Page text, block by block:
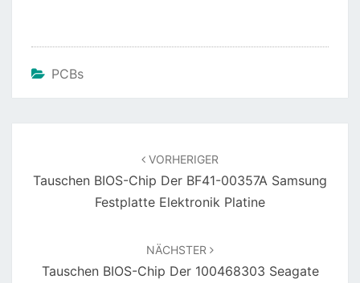
PCBs
VORHERIGER
Tauschen BIOS-Chip Der BF41-00357A Samsung
Festplatte Elektronik Platine
NÄCHSTER
Tauschen BIOS-Chip Der 100468303 Seagate